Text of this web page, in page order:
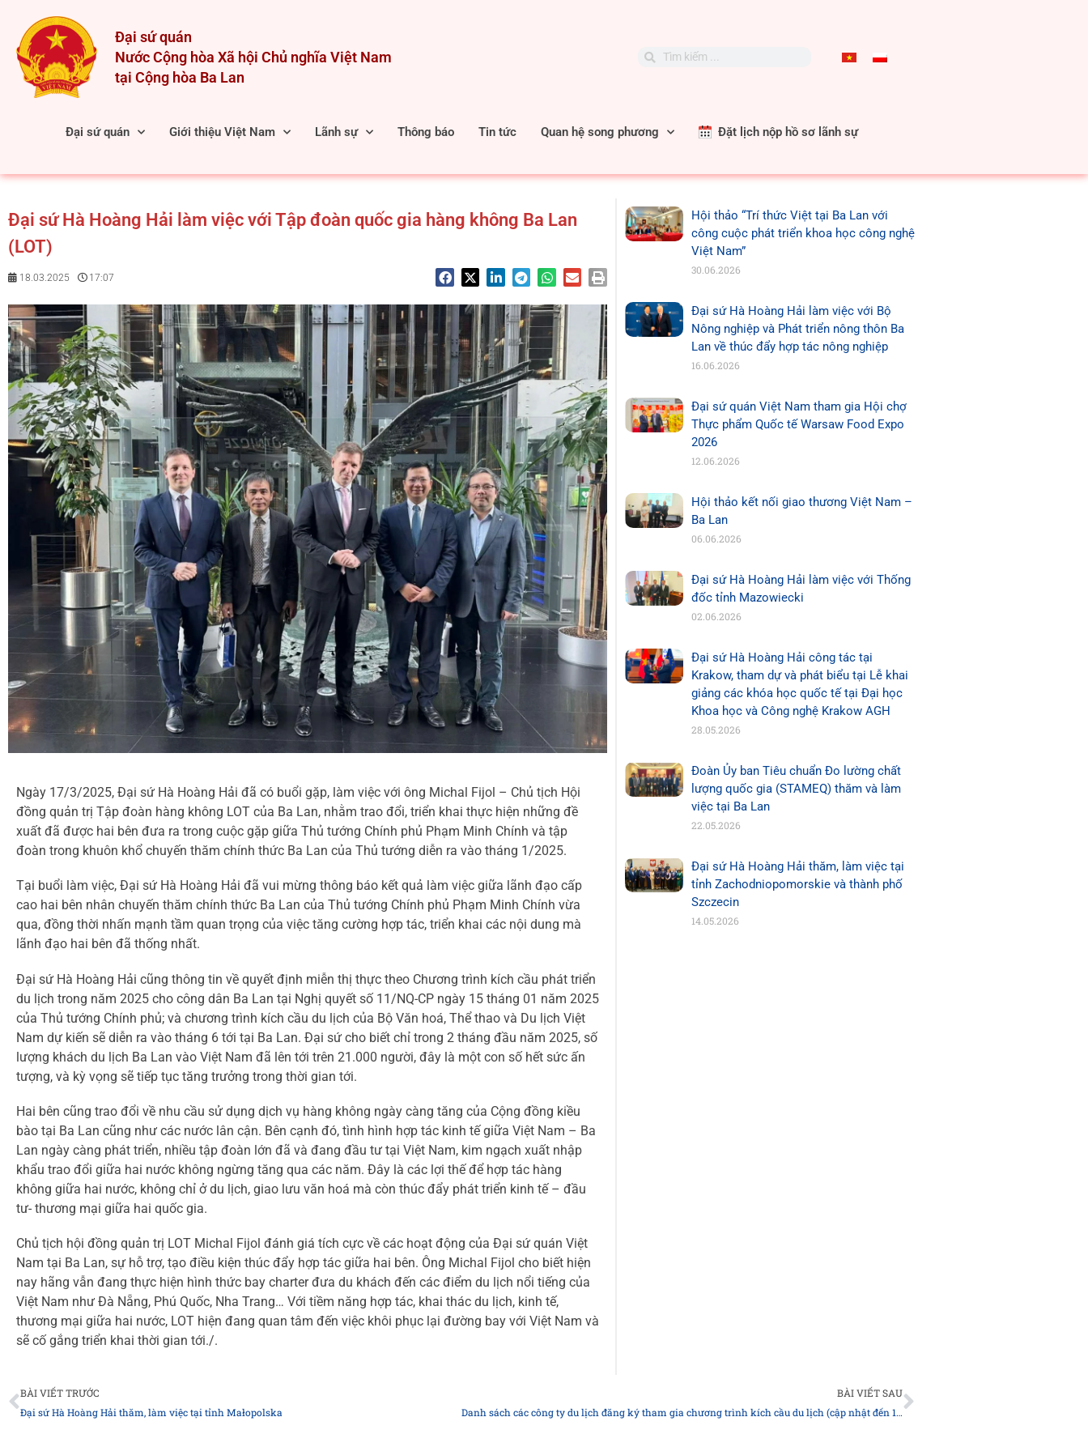
content
Đại sứ quán
Nước Cộng hòa Xã hội Chủ nghĩa Việt Nam
tại Cộng hòa Ba Lan
SearchSearch
Đại sứ quán Giới thiệu Việt Nam Lãnh sự Thông báo Tin tức Quan hệ song phương Đặt lịch nộp hồ sơ lãnh sự
Đại sứ Hà Hoàng Hải làm việc với Tập đoàn quốc gia hàng không Ba Lan
(LOT)
18.03.2025 17:07
Ngày 17/3/2025, Đại sứ Hà Hoàng Hải đã có buổi gặp, làm việc với ông Michal Fijol – Chủ tịch Hội
đồng quản trị Tập đoàn hàng không LOT của Ba Lan, nhằm trao đổi, triển khai thực hiện những đề
xuất đã được hai bên đưa ra trong cuộc gặp giữa Thủ tướng Chính phủ Phạm Minh Chính và tập
đoàn trong khuôn khổ chuyến thăm chính thức Ba Lan của Thủ tướng diễn ra vào tháng 1/2025.
Tại buổi làm việc, Đại sứ Hà Hoàng Hải đã vui mừng thông báo kết quả làm việc giữa lãnh đạo cấp
cao hai bên nhân chuyến thăm chính thức Ba Lan của Thủ tướng Chính phủ Phạm Minh Chính vừa
qua, đồng thời nhấn mạnh tầm quan trọng của việc tăng cường hợp tác, triển khai các nội dung mà
lãnh đạo hai bên đã thống nhất.
Đại sứ Hà Hoàng Hải cũng thông tin về quyết định miễn thị thực theo Chương trình kích cầu phát triển
du lịch trong năm 2025 cho công dân Ba Lan tại Nghị quyết số 11/NQ-CP ngày 15 tháng 01 năm 2025
của Thủ tướng Chính phủ; và chương trình kích cầu du lịch của Bộ Văn hoá, Thể thao và Du lịch Việt
Nam dự kiến sẽ diễn ra vào tháng 6 tới tại Ba Lan. Đại sứ cho biết chỉ trong 2 tháng đầu năm 2025, số
lượng khách du lịch Ba Lan vào Việt Nam đã lên tới trên 21.000 người, đây là một con số hết sức ấn
tượng, và kỳ vọng sẽ tiếp tục tăng trưởng trong thời gian tới.
Hai bên cũng trao đổi về nhu cầu sử dụng dịch vụ hàng không ngày càng tăng của Cộng đồng kiều
bào tại Ba Lan cũng như các nước lân cận. Bên cạnh đó, tình hình hợp tác kinh tế giữa Việt Nam – Ba
Lan ngày càng phát triển, nhiều tập đoàn lớn đã và đang đầu tư tại Việt Nam, kim ngạch xuất nhập
khẩu trao đổi giữa hai nước không ngừng tăng qua các năm. Đây là các lợi thế để hợp tác hàng
không giữa hai nước, không chỉ ở du lịch, giao lưu văn hoá mà còn thúc đẩy phát triển kinh tế – đầu
tư- thương mại giữa hai quốc gia.
Chủ tịch hội đồng quản trị LOT Michal Fijol đánh giá tích cực về các hoạt động của Đại sứ quán Việt
Nam tại Ba Lan, sự hỗ trợ, tạo điều kiện thúc đẩy hợp tác giữa hai bên. Ông Michal Fijol cho biết hiện
nay hãng vẫn đang thực hiện hình thức bay charter đưa du khách đến các điểm du lịch nổi tiếng của
Việt Nam như Đà Nẵng, Phú Quốc, Nha Trang… Với tiềm năng hợp tác, khai thác du lịch, kinh tế,
thương mại giữa hai nước, LOT hiện đang quan tâm đến việc khôi phục lại đường bay với Việt Nam và
sẽ cố gắng triển khai thời gian tới./.
Hội thảo “Trí thức Việt tại Ba Lan với
công cuộc phát triển khoa học công nghệ
Việt Nam”
30.06.2026
Đại sứ Hà Hoàng Hải làm việc với Bộ
Nông nghiệp và Phát triển nông thôn Ba
Lan về thúc đẩy hợp tác nông nghiệp
16.06.2026
Đại sứ quán Việt Nam tham gia Hội chợ
Thực phẩm Quốc tế Warsaw Food Expo
2026
12.06.2026
Hội thảo kết nối giao thương Việt Nam –
Ba Lan
06.06.2026
Đại sứ Hà Hoàng Hải làm việc với Thống
đốc tỉnh Mazowiecki
02.06.2026
Đại sứ Hà Hoàng Hải công tác tại
Krakow, tham dự và phát biểu tại Lễ khai
giảng các khóa học quốc tế tại Đại học
Khoa học và Công nghệ Krakow AGH
28.05.2026
Đoàn Ủy ban Tiêu chuẩn Đo lường chất
lượng quốc gia (STAMEQ) thăm và làm
việc tại Ba Lan
22.05.2026
Đại sứ Hà Hoàng Hải thăm, làm việc tại
tỉnh Zachodniopomorskie và thành phố
Szczecin
14.05.2026
Prev
BÀI VIẾT TRƯỚC
Đại sứ Hà Hoàng Hải thăm, làm việc tại tỉnh Małopolska
BÀI VIẾT SAU
Danh sách các công ty du lịch đăng ký tham gia chương trình kích cầu du lịch (cập nhật đến 18/3/2025)
Next